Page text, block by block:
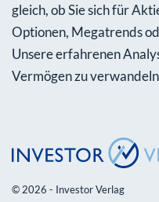
gleich, ob Sie sich für
Optionen, Megatrends
Unsere erfahrenen
Vermögen zu
© 2026 - Investor Verlag